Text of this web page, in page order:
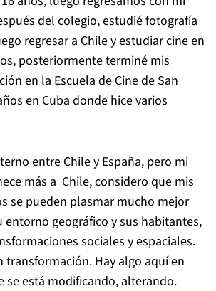
del colegio, estudié fotografía
regresar a Chile y estudiar cine en
posteriormente terminé mis
en la Escuela de Cine de San
en Cuba donde hice varios
entre Chile y España, pero mi
más a Chile, considero que mis
se pueden plasmar mucho mejor
entorno geográfico y sus habitantes,
sociales y espaciales.
transformación. Hay algo aquí en
se está modificando, alterando.